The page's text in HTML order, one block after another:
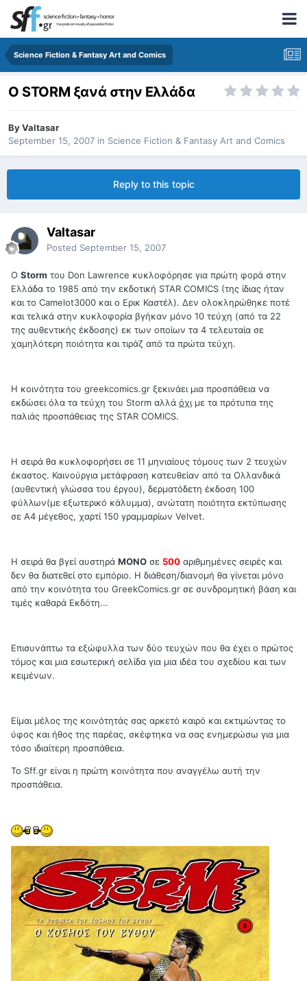
Science Fiction & Fantasy Art and Comics
Ο STORM ξανά στην Ελλάδα
ByValtasar
September 15, 2007 in Science Fiction & Fantasy Art and Comics
Reply to this topic
Valtasar
Posted September 15, 2007
Ο Storm του Don Lawrence κυκλοφόρησε για πρώτη φορά στην
Ελλάδα το 1985 από την εκδοτική STAR COMICS (της ίδιας ήταν
και το Camelot3000 και ο Ερικ Καστέλ). Δεν ολοκληρώθηκε ποτέ
και τελικά στην κυκλοφορία βγήκαν μόνο 10 τεύχη (από τα 22
της αυθεντικής έκδοσης) εκ των οποίων τα 4 τελευταία σε
χαμηλότερη ποιότητα και τιράζ από τα πρώτα τεύχη.
Η κοινότητα του greekcomics.gr ξεκινάει μια προσπάθεια να
εκδώσει όλα τα τεύχη του Storm αλλά όχιμε τα πρότυπα της
παλιάς προσπάθειας της STAR COMICS.
Η σειρά θα κυκλοφορήσει σε 11 μηνιαίους τόμους των 2 τευχών
έκαστος. Καινούργια μετάφραση κατευθείαν από τα Ολλανδικά
(αυθεντική γλώσσα του έργου), δερματόδετη έκδοση 100
φύλλων(με εξωτερικό κάλυμμα), ανώτατη ποιότητα εκτύπωσης
σε Α4 μέγεθος, χαρτί 150 γραμμαρίων Velvet.
Η σειρά θα βγεί αυστηρά ΜΟΝΟ σε 500 αριθμημένες σειρές και
δεν θα διατεθεί στο εμπόριο. Η διάθεση/διανομή θα γίνεται μόνο
από την κοινότητα του GreekComics.gr σε συνδρομητική βάση και
τιμές καθαρά Εκδότη...
Επισυνάπτω τα εξώφυλλα των δύο τευχών που θα έχει ο πρώτος
τόμος και μια εσωτερική σελίδα για μια ιδέα του σχεδίου και των
κειμένων.
Είμαι μέλος της κοινότητάς σας αρκετό καιρό και εκτιμώντας το
ύφος και ήθος της παρέας, σκέφτηκα να σας ενημερώσω για μια
τόσο ιδιαίτερη προσπάθεια.
Το Sff.gr είναι η πρώτη κοινότητα που αναγγέλω αυτή την
προσπάθεια.